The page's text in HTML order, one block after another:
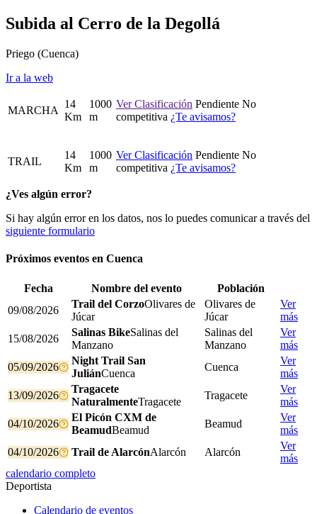
Subida al Cerro de la Degollá
Priego (Cuenca)
Ir a la web
MARCHA
14
Km
1000
m
Ver Clasificación Pendiente No
competitiva ¿Te avisamos?
TRAIL
14
Km
1000
m
Ver Clasificación Pendiente No
competitiva ¿Te avisamos?
¿Ves algún error?
Si hay algún error en los datos, nos lo puedes comunicar a través del
siguiente formulario
Próximos eventos en Cuenca
Fecha Nombre del evento
Población
09/08/2026
Trail del CorzoOlivares de
Júcar
Olivares de
Júcar
Ver
más
15/08/2026
Salinas BikeSalinas del
Manzano
Salinas del
Manzano
Ver
más
05/09/2026
Night Trail San
JuliánCuenca
Cuenca
Ver
más
13/09/2026
Tragacete
NaturalmenteTragacete
Tragacete
Ver
más
04/10/2026
El Picón CXM de
BeamudBeamud
Beamud
Ver
más
04/10/2026
Trail de AlarcónAlarcón Alarcón
Ver
más
calendario completo
Deportista
Calendario de eventos